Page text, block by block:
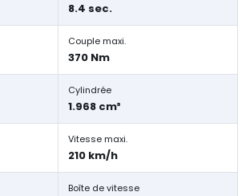
8.4 sec.
Couple maxi.
370 Nm
Cylindrée
1.968 cm³
Vitesse maxi.
210 km/h
Boîte de vitesse